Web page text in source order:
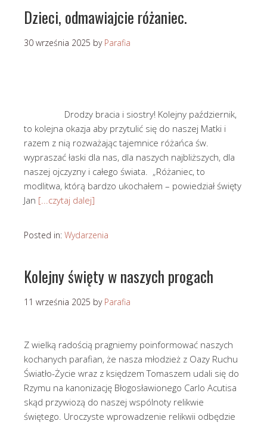
Dzieci, odmawiajcie różaniec.
30 września 2025 by Parafia
Drodzy bracia i siostry! Kolejny październik,
to kolejna okazja aby przytulić się do naszej Matki i
razem z nią rozważając tajemnice różańca św.
wypraszać łaski dla nas, dla naszych najbliższych, dla
naszej ojczyzny i całego świata. „Różaniec, to
modlitwa, którą bardzo ukochałem – powiedział święty
Jan [...czytaj dalej]
Posted in: Wydarzenia
Kolejny święty w naszych progach
11 września 2025 by Parafia
Z wielką radością pragniemy poinformować naszych
kochanych parafian, że nasza młodzież z Oazy Ruchu
Światło-Życie wraz z księdzem Tomaszem udali się do
Rzymu na kanonizację Błogosławionego Carlo Acutisa
skąd przywiozą do naszej wspólnoty relikwie
świętego. Uroczyste wprowadzenie relikwii odbędzie